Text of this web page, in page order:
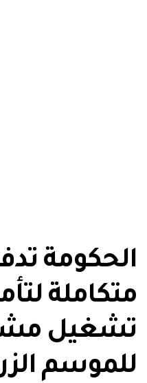
الحكومة
متكاملة
تشغيل
للموسم